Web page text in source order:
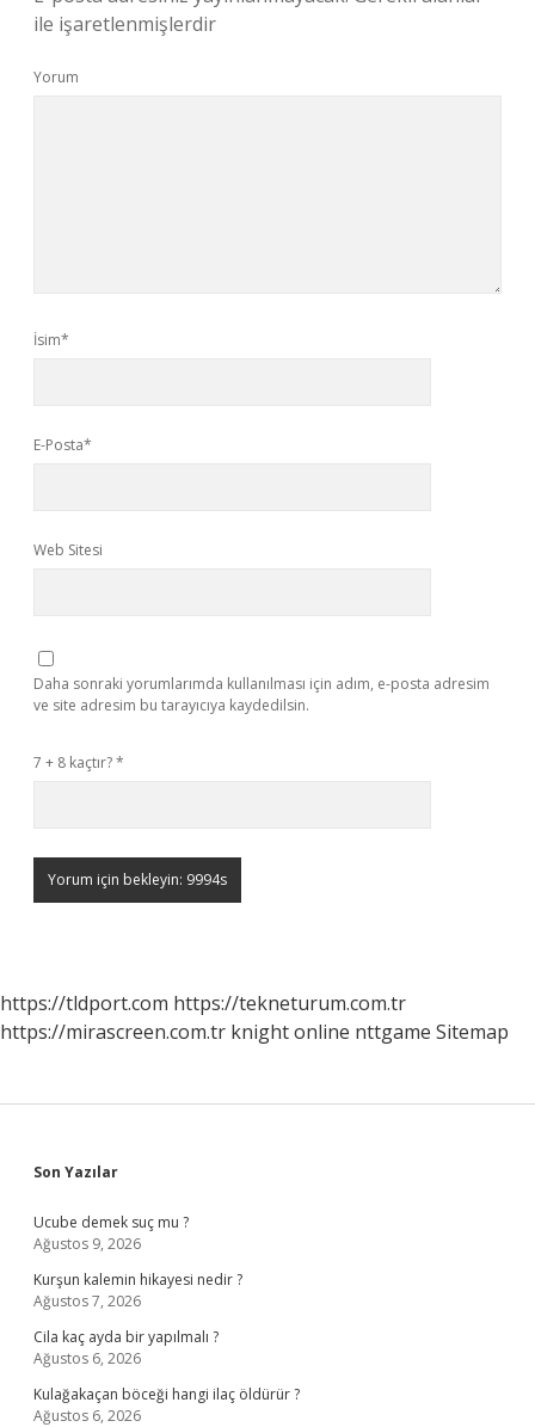
ile işaretlenmişlerdir
Yorum
İsim*
E-Posta*
Web Sitesi
Daha sonraki yorumlarımda kullanılması için adım, e-posta adresim
ve site adresim bu tarayıcıya kaydedilsin.
7 + 8 kaçtır?*
https://tldport.com https://tekneturum.com.tr
https://mirascreen.com.tr knight online nttgame Sitemap
Sidebar
Son Yazılar
Ucube demek suç mu ?
Ağustos 9, 2026
Kurşun kalemin hikayesi nedir ?
Ağustos 7, 2026
Cila kaç ayda bir yapılmalı ?
Ağustos 6, 2026
Kulağakaçan böceği hangi ilaç öldürür ?
Ağustos 6, 2026